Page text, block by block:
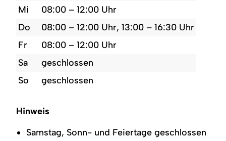
Mi
08:00 – 12:00 Uhr
Do
08:00 – 12:00 Uhr, 13:00 – 16:30 Uhr
Fr
08:00 – 12:00 Uhr
Sa
geschlossen
So
geschlossen
Hinweis
Samstag, Sonn- und Feiertage geschlossen